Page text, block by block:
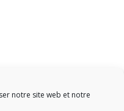
notre site web et notre